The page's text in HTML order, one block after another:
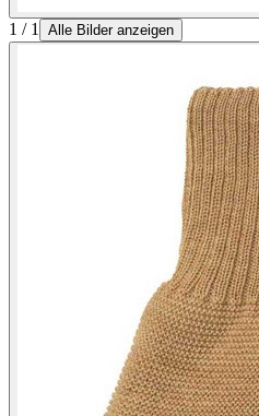
1 / 1 Alle Bilder anzeigen